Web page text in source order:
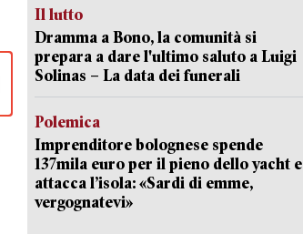
Il lutto
Dramma a Bono, la comunità si
prepara a dare l'ultimo saluto a Luigi
Solinas – La data dei funerali
Polemica
Imprenditore bolognese spende
137mila euro per il pieno dello yacht e
attacca l’isola: «Sardi di emme,
vergognatevi»